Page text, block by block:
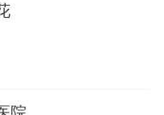
新盘众多，西侧
由